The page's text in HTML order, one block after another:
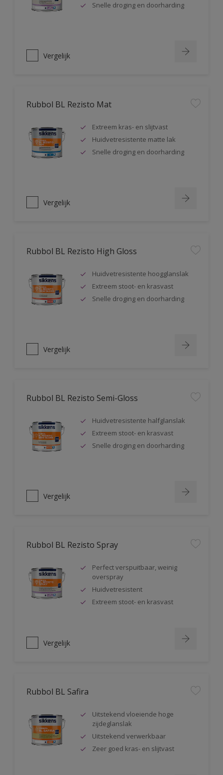
Snelle droging en doorharding
Vergelijk
Rubbol BL Rezisto Mat
Extreem kras- en slijtvast
Huidvetresistente matte lak
Snelle droging en doorharding
Vergelijk
Rubbol BL Rezisto High Gloss
Huidvetresistente hoogglanslak
Extreem stoot- en krasvast
Snelle droging en doorharding
Vergelijk
Rubbol BL Rezisto Semi-Gloss
Huidvetresistente halfglanslak
Extreem stoot- en krasvast
Snelle droging en doorharding
Vergelijk
Rubbol BL Rezisto Spray
Perfect verspuitbaar, weinig
overspray
Huidvetresistent
Extreem stoot- en krasvast
Vergelijk
Rubbol BL Safira
Uitstekend vloeiende hoge
zijdeglanslak
Uitstekend verwerkbaar
Zeer goed kras- en slijtvast